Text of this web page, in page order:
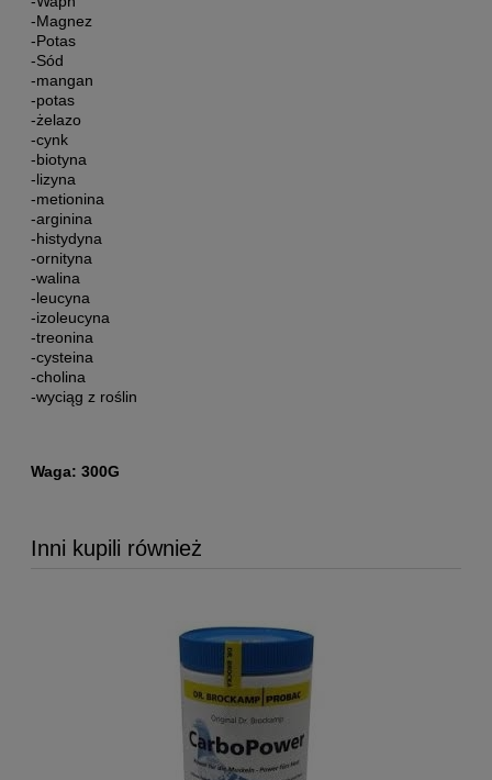
-Magnez
-Potas
-Sód
-mangan
-potas
-żelazo
-cynk
-biotyna
-lizyna
-metionina
-arginina
-histydyna
-ornityna
-walina
-leucyna
-izoleucyna
-treonina
-cysteina
-cholina
-wyciąg z roślin
Waga: 300G
Inni kupili również